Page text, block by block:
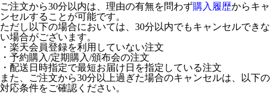
ご注文から30分以内は、理由の有無を問わず購入履歴からキャ
ンセルすることが可能です。
ただし以下の場合においては、30分以内でもキャンセルできな
い場合がございます。
・楽天会員登録を利用していない注文
・予約購入/定期購入/頒布会の注文
・配送日時指定で最短お届け日を指定している注文
また、ご注文から30分以上過ぎた場合のキャンセルは、以下の
対応条件をご確認ください。